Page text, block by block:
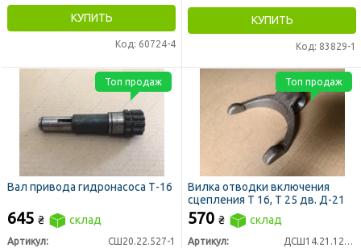
КУПИТЬ
Код: 60724-4
КУПИТЬ
Код: 83829-1
Вал привода гидронасоса Т-16
645 ₴ склад
Артикул: СШ20.22.527-1
Топ продаж
Вилка отводки включения
сцепления Т 16, Т 25 дв. Д-21
570 ₴ склад
Артикул: ДСШ14.21.127-1
Топ продаж